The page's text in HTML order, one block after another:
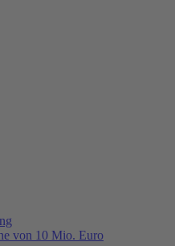
von 10 Mio. Euro